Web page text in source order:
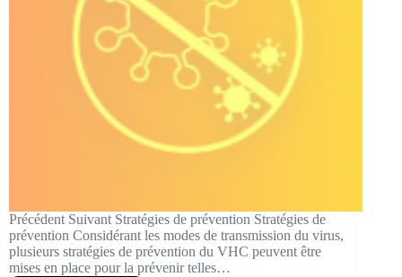
Précédent Suivant Stratégies de prévention Stratégies de
prévention Considérant les modes de transmission du virus,
plusieurs stratégies de prévention du VHC peuvent être
mises en place pour la prévenir telles…